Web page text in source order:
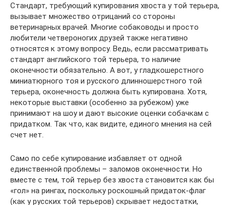
Стандарт, требующий купирования хвоста у той терьера,
вызывает множество отрицаний со стороны
ветеринарных врачей. Многие собаководы и просто
любители четвероногих друзей также негативно
относятся к этому вопросу. Ведь, если рассматривать
стандарт английского той терьера, то наличие
оконечности обязательно. А вот, у гладкошерстного
миниатюрного тоя и русского длинношерстного той
терьера, оконечность должна быть купирована. Хотя,
некоторые выставки (особенно за рубежом) уже
принимают на шоу и дают высокие оценки собачкам с
придатком. Так что, как видите, единого мнения на сей
счет нет.
Само по себе купирование избавляет от одной
единственной проблемы – заломов оконечности. Но
вместе с тем, той терьер без хвоста становится как бы
«гол» на рингах, поскольку роскошный придаток-флаг
(как у русских той терьеров) скрывает недостатки,